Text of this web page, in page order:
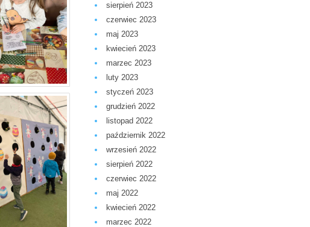
sierpień 2023
czerwiec 2023
maj 2023
kwiecień 2023
marzec 2023
luty 2023
styczeń 2023
grudzień 2022
listopad 2022
październik 2022
wrzesień 2022
sierpień 2022
czerwiec 2022
maj 2022
kwiecień 2022
marzec 2022